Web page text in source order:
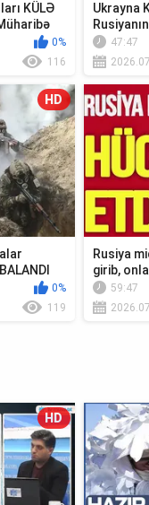
KÜLƏ
0%
116
Ukrayna
EDİLDİ -
47:47
HD
0%
119
Rusiya
girib,
59:47
HD